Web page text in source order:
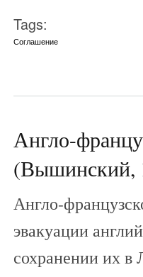
Tags:
Соглашение
Англо-
(Вышинский,
Англо-
эвакуации
сохранении их в